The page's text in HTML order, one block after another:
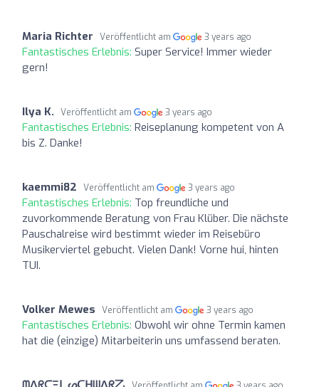
Maria Richter Veröffentlicht am 3 years ago
Fantastisches Erlebnis: Super Service! Immer wieder
gern!
Ilya K. Veröffentlicht am 3 years ago
Fantastisches Erlebnis: Reiseplanung kompetent von A
bis Z. Danke!
kaemmi82 Veröffentlicht am 3 years ago
Fantastisches Erlebnis: Top freundliche und
zuvorkommende Beratung von Frau Klüber. Die nächste
Pauschalreise wird bestimmt wieder im Reisebüro
Musikerviertel gebucht. Vielen Dank! Vorne hui, hinten
TUI.
Volker Mewes Veröffentlicht am 3 years ago
Fantastisches Erlebnis: Obwohl wir ohne Termin kamen
hat die (einzige) Mitarbeiterin uns umfassend beraten.